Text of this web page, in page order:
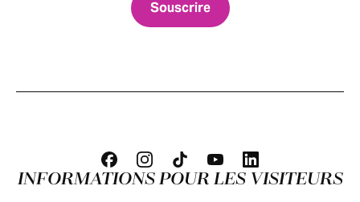
INFORMATIONS POUR LES VISITEURS